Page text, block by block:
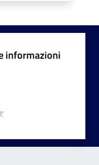
informazioni